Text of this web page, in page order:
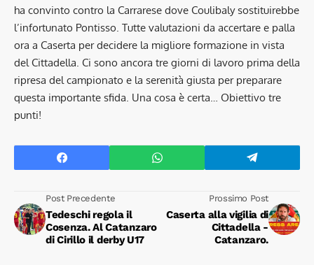
ha convinto contro la Carrarese dove Coulibaly sostituirebbe
l’infortunato Pontisso. Tutte valutazioni da accertare e palla
ora a Caserta per decidere la migliore formazione in vista
del Cittadella. Ci sono ancora tre giorni di lavoro prima della
ripresa del campionato e la serenità giusta per preparare
questa importante sfida. Una cosa è certa… Obiettivo tre
punti!
Post Precedente
Tedeschi regola il
Cosenza. Al Catanzaro
di Cirillo il derby U17
Prossimo Post
Caserta alla vigilia di
Cittadella -
Catanzaro.